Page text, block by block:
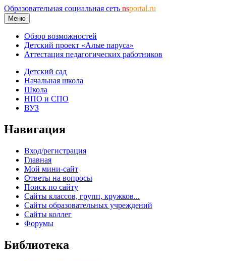
Образовательная социальная сеть nsportal.ru
Меню
Обзор возможностей
Детский проект «Алые паруса»
Аттестация педагогических работников
Детский сад
Начальная школа
Школа
НПО и СПО
ВУЗ
Навигация
Вход/регистрация
Главная
Мой мини-сайт
Ответы на вопросы
Поиск по сайту
Сайты классов, групп, кружков...
Сайты образовательных учреждений
Сайты коллег
Форумы
Библиотека